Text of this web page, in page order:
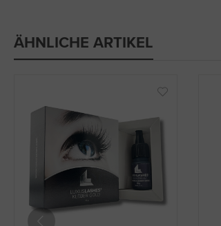
ÄHNLICHE ARTIKEL